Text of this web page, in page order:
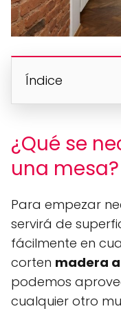
Índice
¿Qué se
una mesa?
Para empezar
servirá de
fácilmente en
corten madera
podemos
cualquier otro